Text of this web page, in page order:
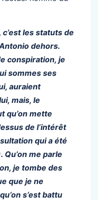
c’est les statuts de
dehors.
conspiration, je
sommes ses
auraient
mais, le
qu’on mette
de l’intérêt
qui a été
Qu’on me parle
je tombe des
que je ne
s’est battu